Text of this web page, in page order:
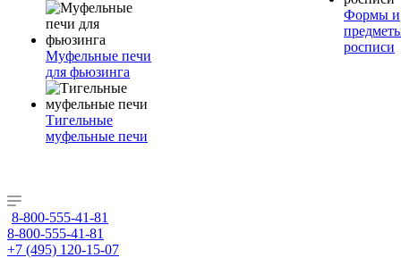
Муфельные печи
для фьюзинга
Тигельные
муфельные печи
Формы и
росписи
8-800-555-41-81
8-800-555-41-81
+7 (495) 120-15-07